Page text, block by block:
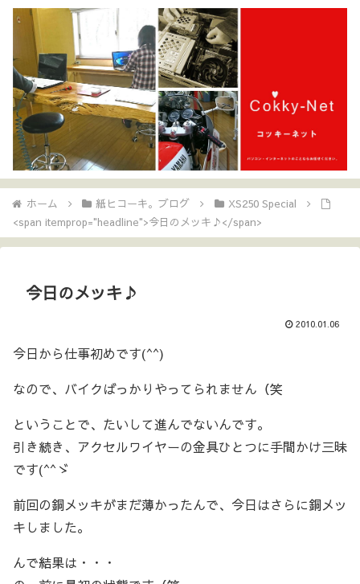
ホーム 紙ヒコーキ。ブログ
XS250 Special
<span itemprop="headline">今日のメッキ♪</span>
今日のメッキ♪
2010.01.06
今日から仕事初めです(^^)
なので、バイクばっかりやってられません（笑
ということで、たいして進んでないんです。
引き続き、アクセルワイヤーの金具ひとつに手間かけ三昧
です(^^ゞ
前回の銅メッキがまだ薄かったんで、今日はさらに銅メッ
キしました。
んで結果は・・・